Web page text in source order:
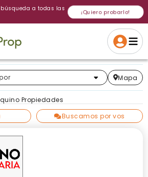
búsqueda a todas las
¡Quiero probarlo!
Si, eliminar
Gracias
Volver a intentar
Crear alerta
enviar a todos!
Mapa
Propiedades
Buscamos por vos